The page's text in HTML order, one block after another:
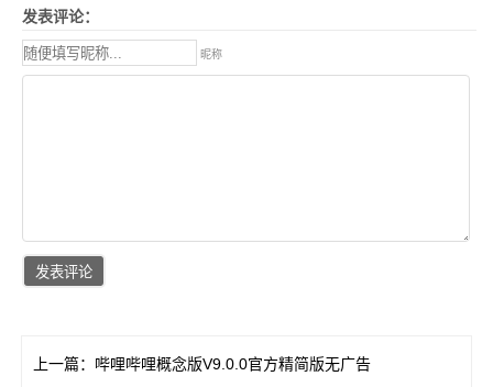
发表评论：
昵称
上一篇： 哔哩哔哩概念版V9.0.0官方精简版无广告